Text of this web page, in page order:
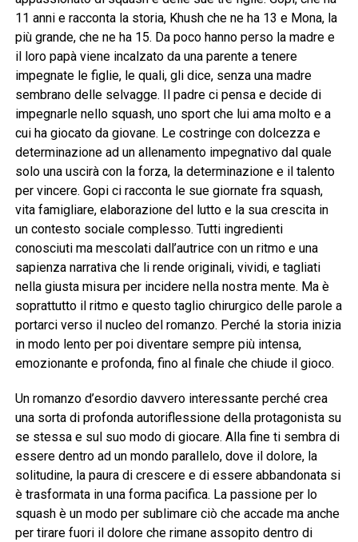
11 anni e racconta la storia, Khush che ne ha 13 e Mona, la
più grande, che ne ha 15. Da poco hanno perso la madre e
il loro papà viene incalzato da una parente a tenere
impegnate le figlie, le quali, gli dice, senza una madre
sembrano delle selvagge. Il padre ci pensa e decide di
impegnarle nello squash, uno sport che lui ama molto e a
cui ha giocato da giovane. Le costringe con dolcezza e
determinazione ad un allenamento impegnativo dal quale
solo una uscirà con la forza, la determinazione e il talento
per vincere. Gopi ci racconta le sue giornate fra squash,
vita famigliare, elaborazione del lutto e la sua crescita in
un contesto sociale complesso. Tutti ingredienti
conosciuti ma mescolati dall’autrice con un ritmo e una
sapienza narrativa che li rende originali, vividi, e tagliati
nella giusta misura per incidere nella nostra mente. Ma è
soprattutto il ritmo e questo taglio chirurgico delle parole a
portarci verso il nucleo del romanzo. Perché la storia inizia
in modo lento per poi diventare sempre più intensa,
emozionante e profonda, fino al finale che chiude il gioco.
Un romanzo d’esordio davvero interessante perché crea
una sorta di profonda autoriflessione della protagonista su
se stessa e sul suo modo di giocare. Alla fine ti sembra di
essere dentro ad un mondo parallelo, dove il dolore, la
solitudine, la paura di crescere e di essere abbandonata si
è trasformata in una forma pacifica. La passione per lo
squash è un modo per sublimare ciò che accade ma anche
per tirare fuori il dolore che rimane assopito dentro di